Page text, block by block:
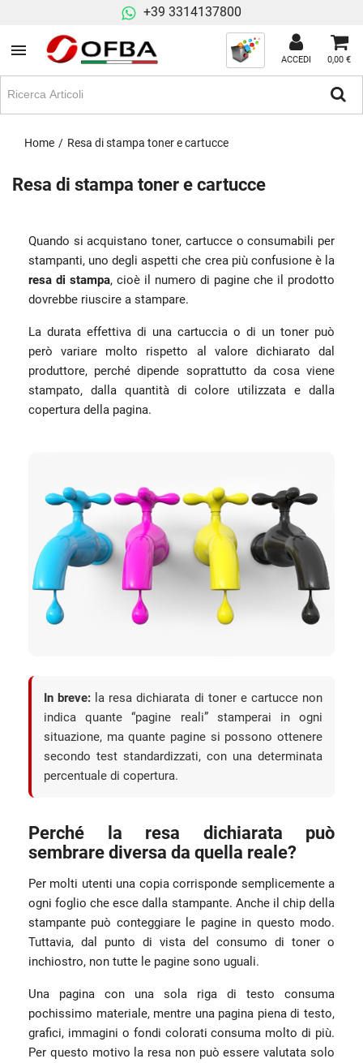
+39 3314137800
ACCEDI 0,00 €
Home Resa di stampa toner e cartucce
Resa di stampa toner e cartucce
Quando si acquistano toner, cartucce o consumabili per
stampanti, uno degli aspetti che crea più confusione è la
resa di stampa, cioè il numero di pagine che il prodotto
dovrebbe riuscire a stampare.
La durata effettiva di una cartuccia o di un toner può
però variare molto rispetto al valore dichiarato dal
produttore, perché dipende soprattutto da cosa viene
stampato, dalla quantità di colore utilizzata e dalla
copertura della pagina.
In breve: la resa dichiarata di toner e cartucce non
indica quante “pagine reali” stamperai in ogni
situazione, ma quante pagine si possono ottenere
secondo test standardizzati, con una determinata
percentuale di copertura.
Perché la resa dichiarata può
sembrare diversa da quella reale?
Per molti utenti una copia corrisponde semplicemente a
ogni foglio che esce dalla stampante. Anche il chip della
stampante può conteggiare le pagine in questo modo.
Tuttavia, dal punto di vista del consumo di toner o
inchiostro, non tutte le pagine sono uguali.
Una pagina con una sola riga di testo consuma
pochissimo materiale, mentre una pagina piena di testo,
grafici, immagini o fondi colorati consuma molto di più.
Per questo motivo la resa non può essere valutata solo